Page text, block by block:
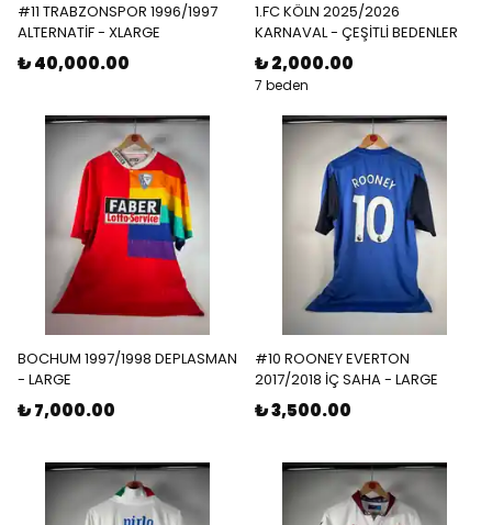
#11 TRABZONSPOR 1996/1997
ALTERNATİF - XLARGE
₺ 40,000.00
1.FC KÖLN 2025/2026
KARNAVAL - ÇEŞİTLİ BEDENLER
₺ 2,000.00
7 beden
BOCHUM 1997/1998 DEPLASMAN
- LARGE
₺ 7,000.00
#10 ROONEY EVERTON
2017/2018 İÇ SAHA - LARGE
₺ 3,500.00